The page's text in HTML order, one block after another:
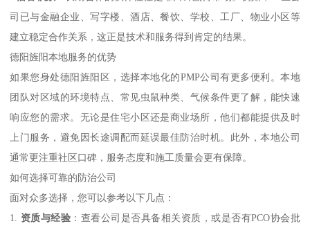
司已与金融企业、写字楼、酒店、餐饮、学校、工厂、物业小区等
建立稳定合作关系，这正是技术和服务得到肯定的结果。
德阳旌阳本地服务的优势
如果您身处德阳旌阳区，选择本地化的PMP公司有更多便利。本地
团队对区域的环境特点、常见虫鼠种类、气候条件更了解，能快速
响应您的需求。无论是住宅小区还是商业场所，他们都能提供及时
上门服务，避免因长途调配而延误最佳防治时机。此外，本地公司
通常更注重社区口碑，服务态度和施工质量会更有保障。
如何选择可靠的防治公司
面对众多选择，您可以参考以下几点：
1. 资质与经验 ：查看公司是否具备相关资质，或是否有PCO协会批